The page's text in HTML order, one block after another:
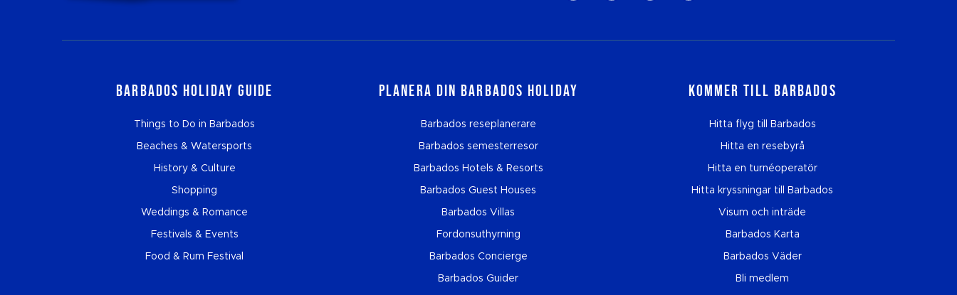
Barbados Holiday Guide
Things to Do in Barbados
Beaches & Watersports
History & Culture
Shopping
Weddings & Romance
Festivals & Events
Food & Rum Festival
Planera din Barbados Holiday
Barbados reseplanerare
Barbados semesterresor
Barbados Hotels & Resorts
Barbados Guest Houses
Barbados Villas
Fordonsuthyrning
Barbados Concierge
Barbados Guider
Kommer till Barbados
Hitta flyg till Barbados
Hitta en resebyrå
Hitta en turnéoperatör
Hitta kryssningar till Barbados
Visum och inträde
Barbados Karta
Barbados Väder
Bli medlem